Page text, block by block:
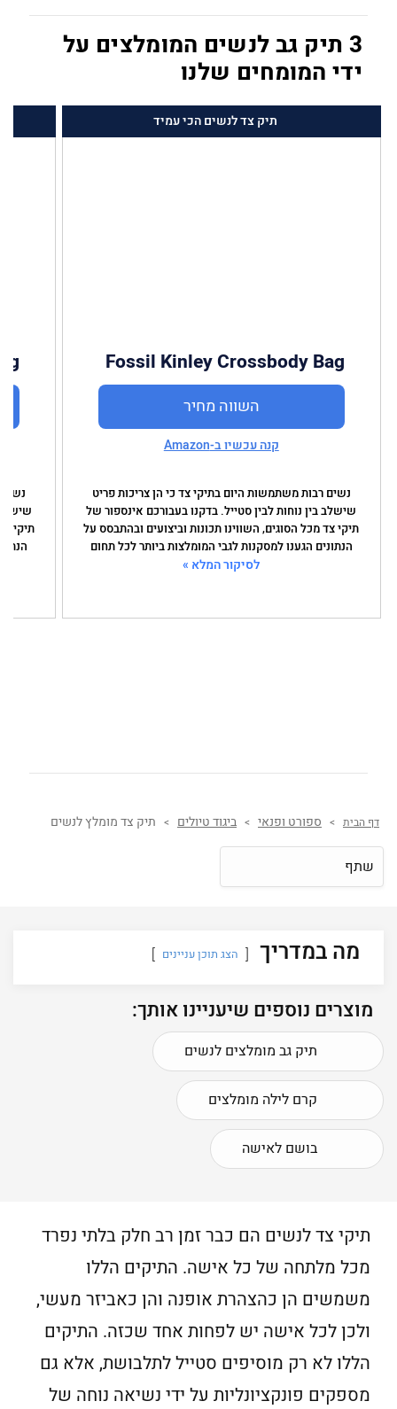
3 תיק גב לנשים המומלצים על
ידי המומחים שלנו
תיק צד לנשים הכי עמיד
Fossil Kinley Crossbody Bag
השווה מחיר
קנה עכשיו ב-Amazon
נשים רבות משתמשות היום בתיקי צד כי הן צריכות פריט
שישלב בין נוחות לבין סטייל. בדקנו בעבורכם אינספור של
תיקי צד מכל הסוגים, השווינו תכונות וביצועים ובהתבסס על
הנתונים הגענו למסקנות לגבי המומלצות ביותר לכל תחום
לסיקור המלא »
תיקי
דף הבית > ספורט ופנאי > ביגוד טיולים > תיק צד מומלץ לנשים
שתף
מה במדריך הצג תוכן עניינים
מוצרים נוספים שיעניינו אותך:
תיק גב מומלצים לנשים
קרם לילה מומלצים
בושם לאישה
תיקי צד לנשים הם כבר זמן רב חלק בלתי נפרד
מכל מלתחה של כל אישה. התיקים הללו
משמשים הן כהצהרת אופנה והן כאביזר מעשי,
ולכן לכל אישה יש לפחות אחד שכזה. התיקים
הללו לא רק מוסיפים סטייל לתלבושת, אלא גם
מספקים פונקציונליות על ידי נשיאה נוחה של